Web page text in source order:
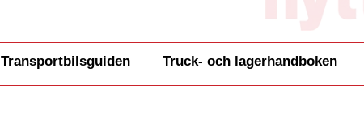
Transportbilsguiden Truck- och lagerhandboken